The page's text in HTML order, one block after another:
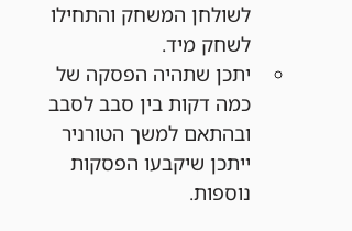
לשולחן המשחק והתחילו
לשחק מיד.
יתכן שתהיה הפסקה של
כמה דקות בין סבב לסבב
ובהתאם למשך הטורניר
ייתכן שיקבעו הפסקות
נוספות.